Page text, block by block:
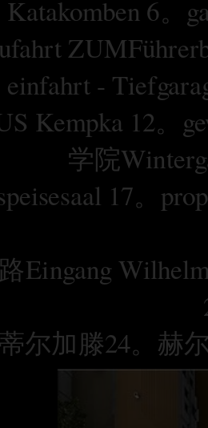
Katakomben 6。
-
Kempka 12。
学院
17。
Eingang
尔加滕24。赫